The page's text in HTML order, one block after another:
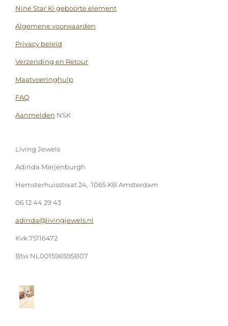
Nine Star Ki geboorte element
Algemene voorwaarden
Privacy beleid
Verzending en Retour
Maatvoeringhulp
FAQ
Aanmelden NSK
Living Jewels
Adinda Marjenburgh
Hemsterhuisstraat 24, 1065 KB Amsterdam
06 12 44 29 43
adinda@livingjewels.nl
Kvk.75116472
Btw NL001596595B07